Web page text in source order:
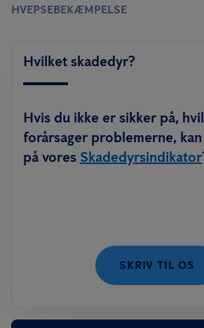
HVEPSEBEKÆMPELSE
Hvilket skadedyr?
Hvis du ikke er sikker på,
forårsager problemerne,
på vores Skadedyrsindikator
SKRIV TIL OS